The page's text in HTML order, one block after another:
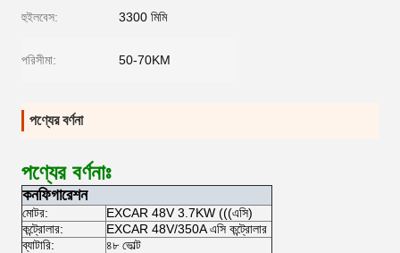
হুইলবেস: 3300 মিমি
পরিসীমা: 50-70KM
পণ্যের বর্ণনা
পণ্যের বর্ণনাঃ
কনফিগারেশন
মোটর:
EXCAR 48V 3.7KW (((এসি)
কন্ট্রোলার:
EXCAR 48V/350A এসি কন্ট্রোলার
ব্যাটারি:
৪৮ ভোল্ট